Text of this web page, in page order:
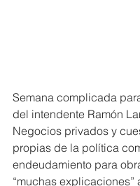
Semana complicada
del intendente Ramón
Negocios privados y
propias de la política
endeudamiento para
“muchas explicaciones”